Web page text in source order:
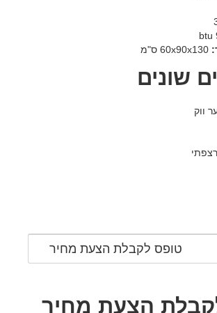
שונים
ווק
רצפתי
טופס לקבלת הצעת מחיר
הצעת מחיר